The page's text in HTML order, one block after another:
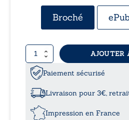
Broché
quantité
de
Le
renoncement
AJOUTER
Paiement sécurisé
Livraison pour 3€,
Impression en France